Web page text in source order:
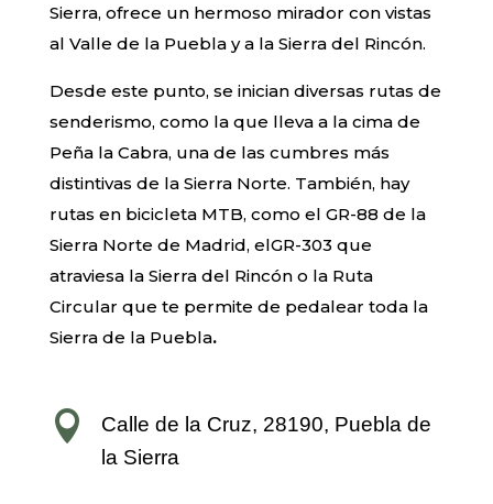
Sierra, ofrece un hermoso mirador con vistas
al Valle de la Puebla y a la Sierra del Rincón.
Desde este punto, se inician diversas rutas de
senderismo, como la que lleva a la cima de
Peña la Cabra, una de las cumbres más
distintivas de la Sierra Norte. También, hay
rutas en bicicleta MTB, como el GR-88 de la
Sierra Norte de Madrid, elGR-303 que
atraviesa la Sierra del Rincón o la Ruta
Circular que te permite de pedalear toda la
Sierra de la Puebla.

Calle de la Cruz, 28190, Puebla de
la Sierra